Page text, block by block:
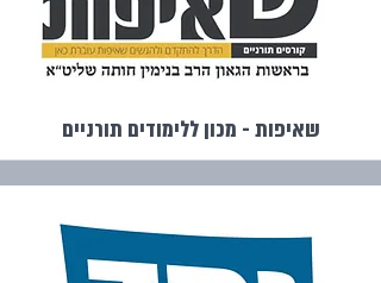
שאיפות - מכון ללימודים תורניים